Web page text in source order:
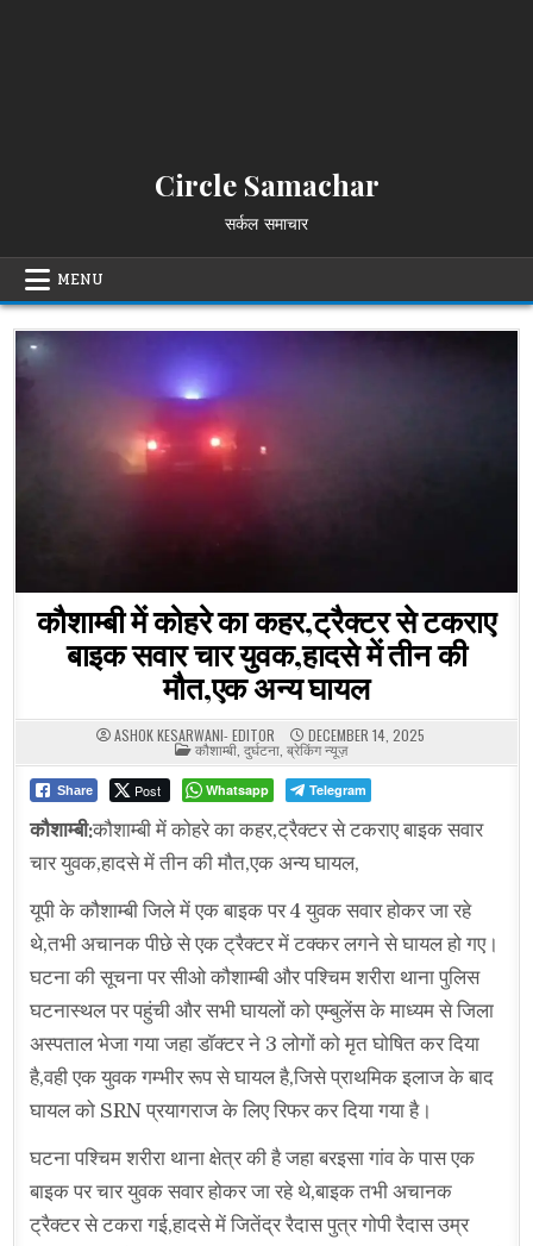
Circle Samachar
सर्कल समाचार
MENU
कौशाम्बी में कोहरे का कहर,ट्रैक्टर से टकराए
बाइक सवार चार युवक,हादसे में तीन की
मौत,एक अन्य घायल
ASHOK KESARWANI- EDITOR DECEMBER 14, 2025
POSTED
IN
कौशाम्बी, दुर्घटना, ब्रेकिंग न्यूज़
Share Post Whatsapp Telegram
कौशाम्बी:कौशाम्बी में कोहरे का कहर,ट्रैक्टर से टकराए बाइक सवार
चार युवक,हादसे में तीन की मौत,एक अन्य घायल,
यूपी के कौशाम्बी जिले में एक बाइक पर 4 युवक सवार होकर जा रहे
थे,तभी अचानक पीछे से एक ट्रैक्टर में टक्कर लगने से घायल हो गए।
घटना की सूचना पर सीओ कौशाम्बी और पश्चिम शरीरा थाना पुलिस
घटनास्थल पर पहुंची और सभी घायलों को एम्बुलेंस के माध्यम से जिला
अस्पताल भेजा गया जहा डॉक्टर ने 3 लोगों को मृत घोषित कर दिया
है,वही एक युवक गम्भीर रूप से घायल है,जिसे प्राथमिक इलाज के बाद
घायल को SRN प्रयागराज के लिए रिफर कर दिया गया है।
घटना पश्चिम शरीरा थाना क्षेत्र की है जहा बरइसा गांव के पास एक
बाइक पर चार युवक सवार होकर जा रहे थे,बाइक तभी अचानक
ट्रैक्टर से टकरा गई,हादसे में जितेंद्र रैदास पुत्र गोपी रैदास उम्र